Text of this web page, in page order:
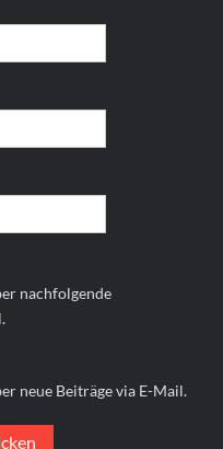
nachfolgende
neue Beiträge via E-Mail.